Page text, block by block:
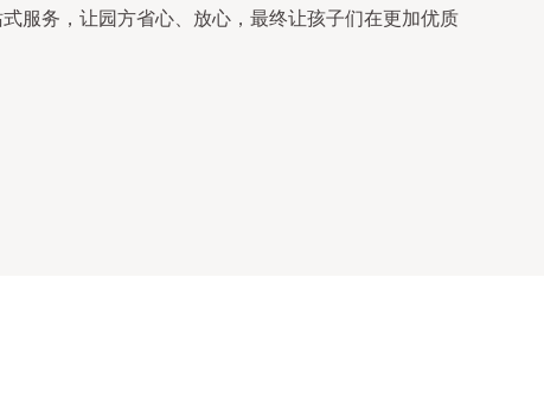
服务，让园方省心、放心，最终让孩子们在更加优质